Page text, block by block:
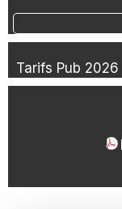
Tarifs Pub 2026